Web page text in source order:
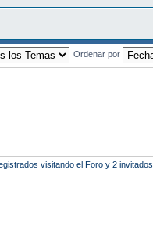
Ordenar por
visitando el Foro y 2 invitados